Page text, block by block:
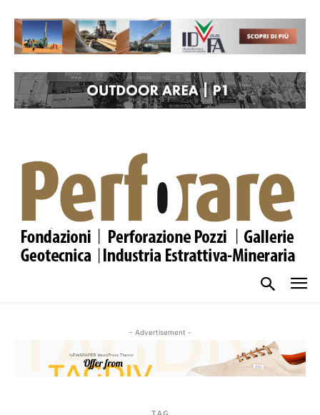
- Advertisement -